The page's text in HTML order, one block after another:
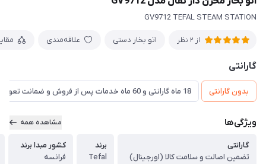
GV9712 TEFAL STEAM STATION
از 2 نظر اتو بخار دستی علاقه‌مندی
گارانتی
بدون گارانتی 18 ماه گارانتی و 60 ماه خدمات پس از فروش و ضمانت تعویض
ویژگی‌ها مشاهده همه
گارانتی
تضمین اصالت و سلامت کالا (اورجینال)
برند
Tefal
کشور مبدا برند
فرانسه